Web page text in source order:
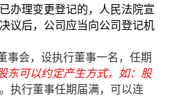
办理变更登记的，人民法院宣
议后，公司应当向公司登记机
事会，设执行董事一名，任期
东可以约定产生方式，如：股
。执行董事任期届满，可以连